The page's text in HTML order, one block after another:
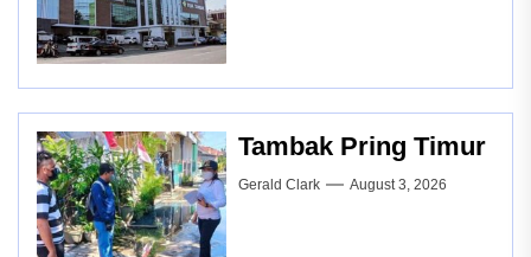
Tambak Pring Timur
Gerald Clark August 3, 2026